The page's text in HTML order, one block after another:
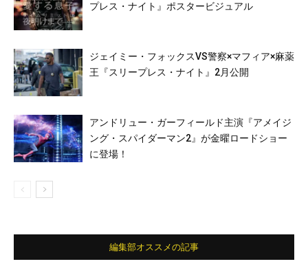
プレス・ナイト』ポスタービジュアル
ジェイミー・フォックスVS警察×マフィア×麻薬
王『スリープレス・ナイト』2月公開
アンドリュー・ガーフィールド主演『アメイジ
ング・スパイダーマン2』が金曜ロードショー
に登場！
編集部オススメの記事